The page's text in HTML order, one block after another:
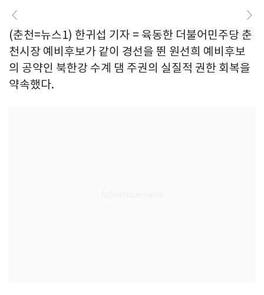
(춘천=뉴스1) 한귀섭 기자 = 육동한 더불어민주당 춘
천시장 예비후보가 같이 경선을 뛴 원선희 예비후보
의 공약인 북한강 수계 댐 주권의 실질적 권한 회복을
약속했다.